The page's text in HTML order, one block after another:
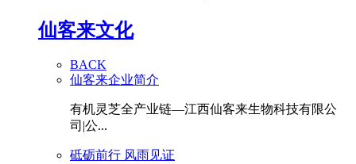
仙客来文化
BACK
仙客来企业简介
有机灵芝全产业链—江西仙客来生物科技有限公
司|公...
砥砺前行 风雨见证